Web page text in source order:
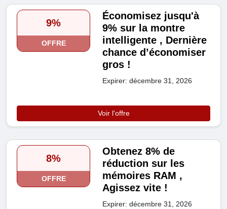
9%
OFFRE
Économisez jusqu'à
9% sur la montre
intelligente , Dernière
chance d’économiser
gros !
Expirer: décembre 31, 2026
Voir l'offre
8%
OFFRE
Obtenez 8% de
réduction sur les
mémoires RAM ,
Agissez vite !
Expirer: décembre 31, 2026